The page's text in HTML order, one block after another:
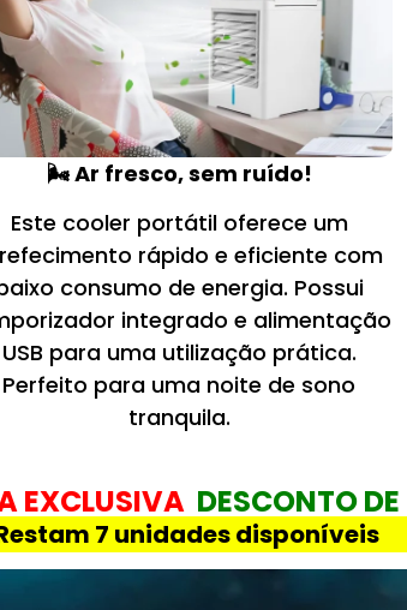
🌬️ Ar fresco, sem ruído!
Este cooler portátil oferece um
rápido e eficiente com
consumo de energia. Possui
integrado e alimentação
USB para uma utilização prática.
Perfeito para uma noite de sono
tranquila.
EXCLUSIVA DESCONTO
7 unidades disponíveis